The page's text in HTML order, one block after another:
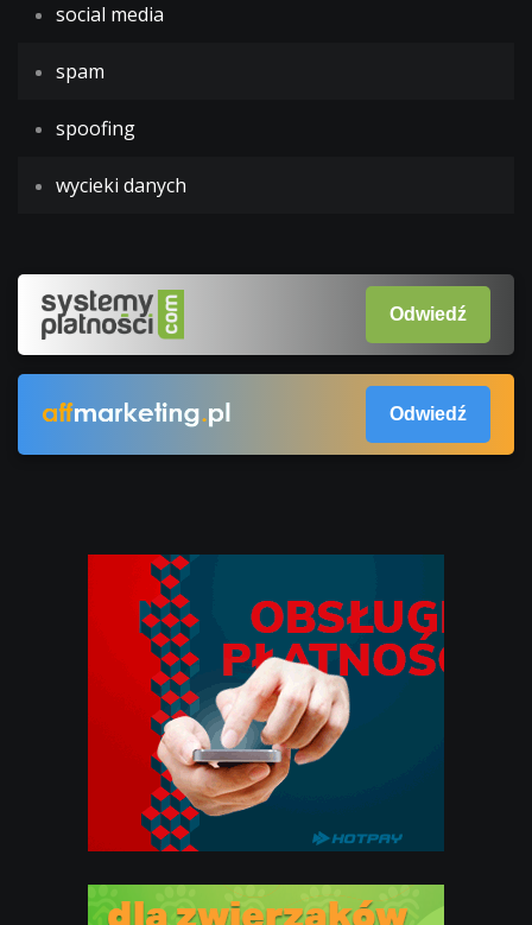
social media
spam
spoofing
wycieki danych
Odwiedź
Odwiedź